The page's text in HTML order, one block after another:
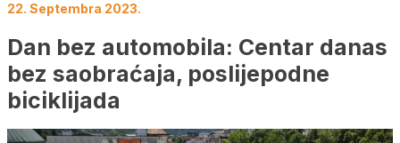
22. Septembra 2023.
Dan bez automobila: Centar danas
bez saobraćaja, poslijepodne
biciklijada